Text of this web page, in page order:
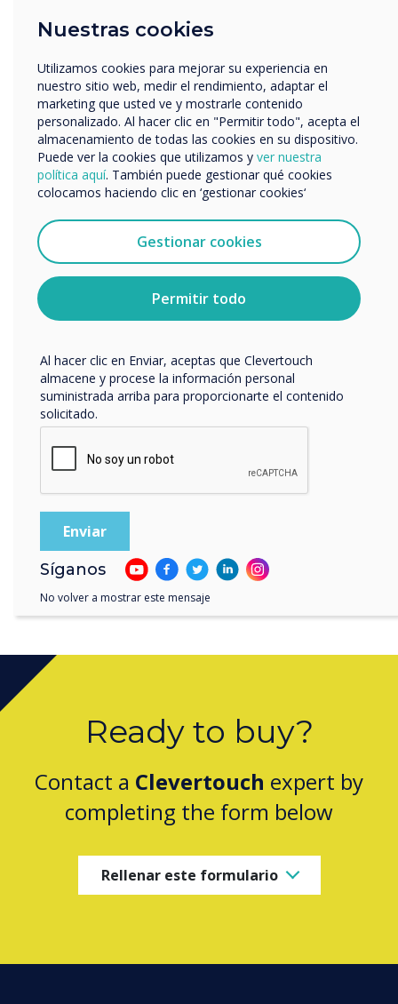
LEER SIGUIENTE
Soluciones tecnológicas que respaldan la Ley
de Martyn
Ready to buy?
Contact a Clevertouch expert by
completing the form below
Rellenar este formulario
Nuestras cookies
Utilizamos cookies para mejorar su experiencia en
nuestro sitio web, medir el rendimiento, adaptar el
marketing que usted ve y mostrarle contenido
personalizado. Al hacer clic en "Permitir todo", acepta el
almacenamiento de todas las cookies en su dispositivo.
Puede ver la cookies que utilizamos y ver nuestra
política aquí. También puede gestionar qué cookies
colocamos haciendo clic en ‘gestionar cookies‘
Gestionar cookies
Permitir todo
Otros
nombre de empresa
Nos gustaría comunicarnos con usted acerca de
nuestros productos y servicios por correo electrónico,
teléfono o correo postal.
Acepto recibir otras comunicaciones de
Puedes darte de baja de estas comunicaciones en
cualquier momento. Para obtener más información
sobre cómo darte de baja, nuestras prácticas de
privacidad y cómo nos comprometemos a proteger y
respetar tu privacidad, consulta nuestra
Al hacer clic en Enviar, aceptas que Clevertouch
almacene y procese la información personal
suministrada arriba para proporcionarte el contenido
solicitado.
Síganos
No volver a mostrar este mensaje